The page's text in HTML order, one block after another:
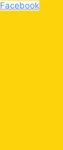
Facebook